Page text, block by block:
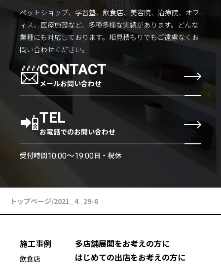
採用情報 会社概要
ペットショップ、学習塾、飲食店、美容院、治療院、オフ
ィス、医療施設など、多種多様な実績があります。 どんな
業種にも対応しております。 相見積もりでもご遠慮なくお
問い合わせください。
📨CONTACT
メールお問い合わせ
📲TEL
お電話でのお問い合わせ
受付時間10:00〜19:00日・祝休
トップページ/2021_4_29-6
施工事例
飲食店
多店舗展開をお考えの方に
はじめての出店をお考えの方に